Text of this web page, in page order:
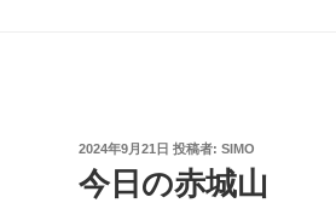
投
日:
2024年9月21日 投稿者: SIMO
今日の赤城山